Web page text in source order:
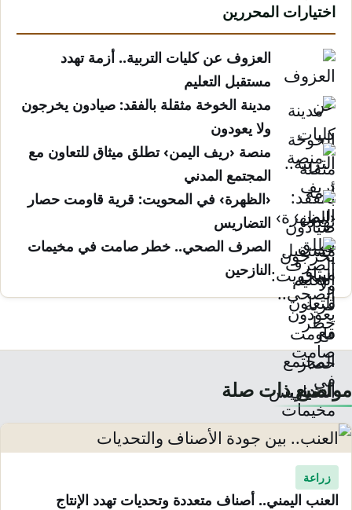
اختيارات المحررين
العزوف عن كليات التربية.. أزمة تهدد
مستقبل التعليم
مدينة الخوخة مثقلة بالفقد: صيادون يخرجون
ولا يعودون
منصة ‹ريف اليمن› تطلق ميثاق للتعاون مع
المجتمع المدني
‹الظهرة› في المحويت: قرية قاومت حصار
التضاريس
الصرف الصحي.. خطر صامت في مخيمات
النازحين
مواضيع ذات صلة
زراعة
العنب اليمني.. أصناف متعددة وتحديات تهدد الإنتاج